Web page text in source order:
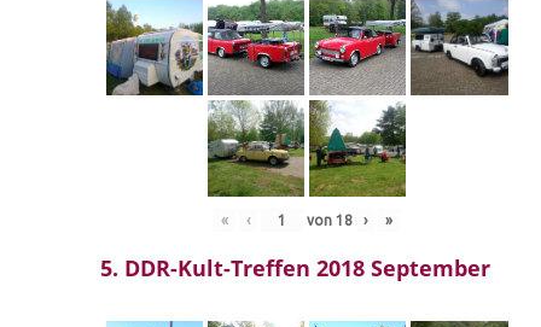
« ‹ von 18 › »
5. DDR-Kult-Treffen 2018 September